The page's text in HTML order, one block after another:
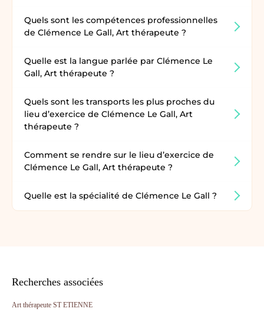
Quels sont les compétences professionnelles
de Clémence Le Gall, Art thérapeute ?
Quelle est la langue parlée par Clémence Le
Gall, Art thérapeute ?
Quels sont les transports les plus proches du
lieu d’exercice de Clémence Le Gall, Art
thérapeute ?
Comment se rendre sur le lieu d’exercice de
Clémence Le Gall, Art thérapeute ?
Quelle est la spécialité de Clémence Le Gall ?
Recherches associées
Art thérapeute ST ETIENNE